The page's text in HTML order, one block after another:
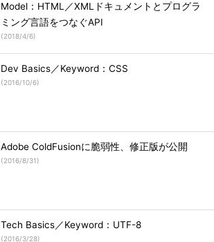
Model：HTML／XMLドキュメントとプログラ
ミング言語をつなぐAPI
(2018/4/6)
Dev Basics／Keyword：CSS
(2016/10/6)
Adobe ColdFusionに脆弱性、修正版が公開
(2016/8/31)
Tech Basics／Keyword：UTF-8
(2016/3/28)